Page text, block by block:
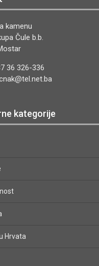
kamenu
Čule b.b.
36 326-336
kategorije
Hrvata